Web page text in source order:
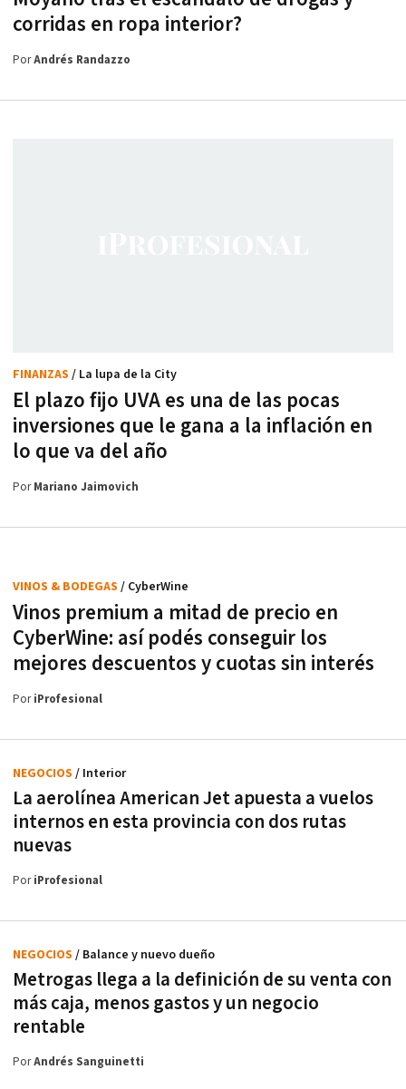
corridas en ropa interior?
PorAndrés Randazzo
El plazo fijo UVA es una de las pocas
inversiones que le gana a la inflación en
lo que va del año
FINANZAS / La lupa de la City
PorMariano Jaimovich
Vinos premium a mitad de precio en
CyberWine: así podés conseguir los
mejores descuentos y cuotas sin interés
VINOS & BODEGAS / CyberWine
PoriProfesional
La aerolínea American Jet apuesta a vuelos
internos en esta provincia con dos rutas
nuevas
NEGOCIOS / Interior
PoriProfesional
Metrogas llega a la definición de su venta con
más caja, menos gastos y un negocio
rentable
NEGOCIOS / Balance y nuevo dueño
PorAndrés Sanguinetti